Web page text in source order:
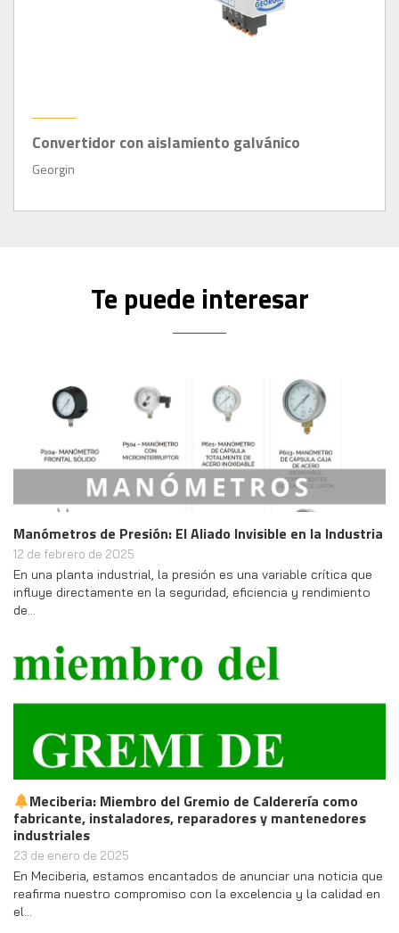
Convertidor con aislamiento galvánico
Georgin
Te puede interesar
Manómetros de Presión: El Aliado Invisible en la Industria
12 de febrero de 2025
En una planta industrial, la presión es una variable crítica que
influye directamente en la seguridad, eficiencia y rendimiento
de…
Meciberia: Miembro del Gremio de Calderería como
fabricante, instaladores, reparadores y mantenedores
industriales
23 de enero de 2025
En Meciberia, estamos encantados de anunciar una noticia que
reafirma nuestro compromiso con la excelencia y la calidad en
el…